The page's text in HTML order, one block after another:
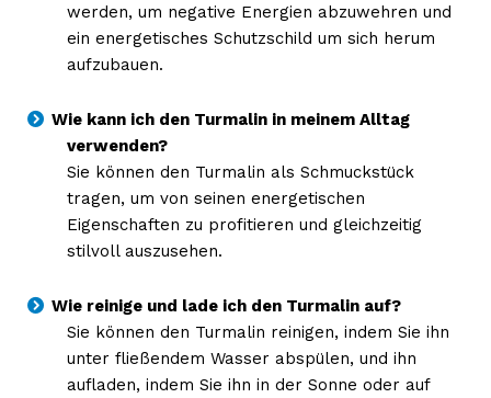
werden, um negative Energien abzuwehren und
ein energetisches Schutzschild um sich herum
aufzubauen.
Wie kann ich den Turmalin in meinem Alltag
verwenden?
Sie können den Turmalin als Schmuckstück
tragen, um von seinen energetischen
Eigenschaften zu profitieren und gleichzeitig
stilvoll auszusehen.
Wie reinige und lade ich den Turmalin auf?
Sie können den Turmalin reinigen, indem Sie ihn
unter fließendem Wasser abspülen, und ihn
aufladen, indem Sie ihn in der Sonne oder auf